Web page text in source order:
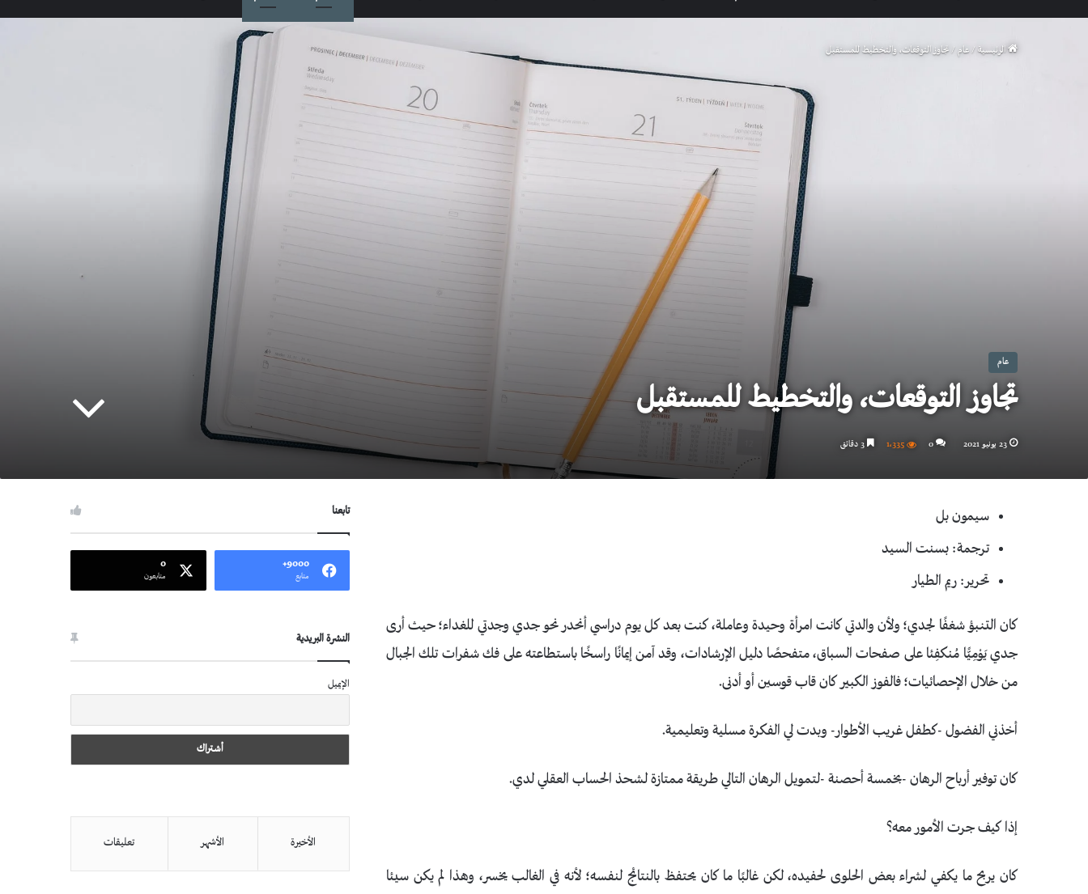
الرئيسية / عام / تجاوز التوقعات، والتخطيط للمستقبل
عام
تجاوز التوقعات، والتخطيط للمستقبل
23 يونيو 2021 0 1٬335
سيمون بل
ترجمة: بسنت السيد
تحرير: ريم الطيار
كان التنبؤ شغفًا لجدي؛ ولأن والدتي كانت امرأة وحيدة وعاملة، كنت بعد كل يوم دراسي أنحدر نحو جدي وجدتي للغداء؛ حيث أرى
جدي يَوْمِيًّا مُنكفِئا على صفحات السباق، متفحصًا دليل الإرشادات، وقد آمن إيمانًا راسخًا باستطاعته على فك شفرات تلك الجبال
من خلال الإحصائيات؛ فالفوز الكبير كان قاب قوسين أو أدنى.
أخذني الفضول -كطفل غريب الأطوار- وبدت لي الفكرة مسلية وتعليمية.
كان توفير أرباح الرهان -بخمسة أحصنة -لتمويل الرهان التالي طريقة ممتازة لشحذ الحساب العقلي لدي.
إذا كيف جرت الأمور معه؟
كان يربح ما يكفي لشراء بعض الحلوى لحفيده، لكن غالبًا ما كان يحتفظ بالنتائج لنفسه؛ لأنه في الغالب يخسر، وهذا لم يكن سيئا
تابعنا
9000+
متابع
0
متابعون
النشرة البريدية
الإيميل
الأخيرة الأشهر تعليقات